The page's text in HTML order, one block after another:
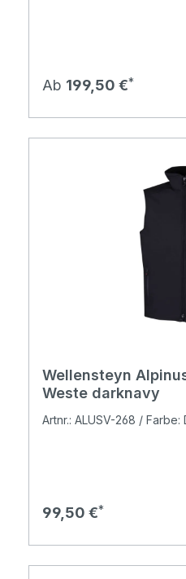
Regulärer Preis:
Ab 199,50 €
Wellensteyn
Weste darknavy
Artnr.: ALUSV-268 / Farbe:
Regulärer Preis:
99,50 €